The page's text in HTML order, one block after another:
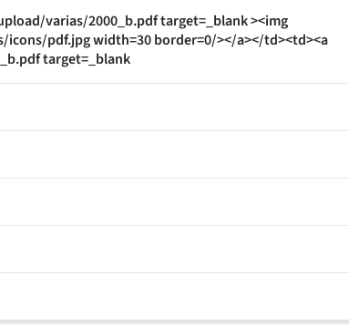
varias/2000_b.pdf target=_blank ><img
pdf.jpg width=30 border=0/></a></td><td><a
target=_blank